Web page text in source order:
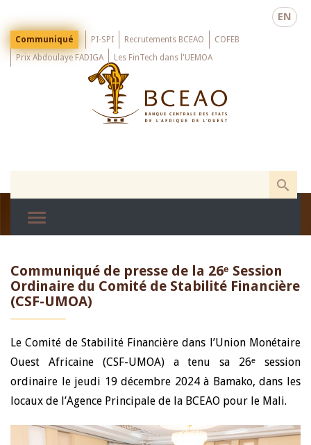
main
content
EN
Menu
Top
Communiqué PI-SPI Recrutements BCEAO
COFEB
Prix Abdoulaye FADIGA
Les FinTech dans l'UEMOA
Communiqué de presse de la 26ᵉ Session
Ordinaire du Comité de Stabilité Financière
(CSF-UMOA)
Le Comité de Stabilité Financière dans l’Union Monétaire
Ouest Africaine (CSF-UMOA) a tenu sa 26ᵉ session
ordinaire le jeudi 19 décembre 2024 à Bamako, dans les
locaux de l’Agence Principale de la BCEAO pour le Mali.